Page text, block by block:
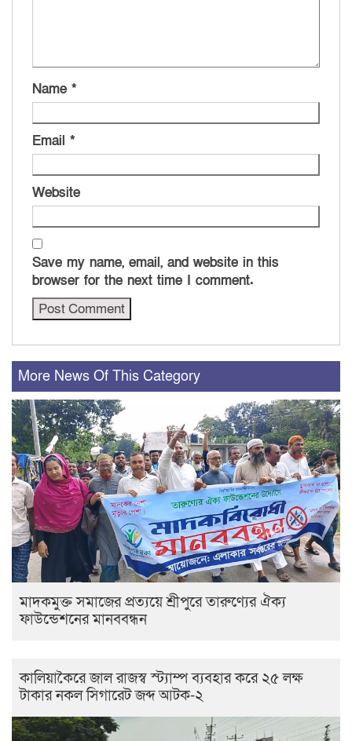
Name *
Email *
Website
Save my name, email, and website in this
browser for the next time I comment.
More News Of This Category
মাদকমুক্ত সমাজের প্রত্যয়ে শ্রীপুরে তারুণ্যের ঐক্য
ফাউন্ডেশনের মানববন্ধন
কালিয়াকৈরে জাল রাজস্ব স্ট্যাম্প ব্যবহার করে ২৫ লক্ষ
টাকার নকল সিগারেট জব্দ আটক-২